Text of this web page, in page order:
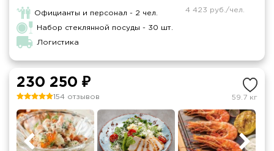
Официанты и персонал - 2 чел.
Набор стеклянной посуды - 30 шт.
Логистика
4 423 руб./чел.
230 250 ₽
154 отзывов 59.7 кг